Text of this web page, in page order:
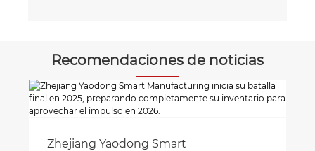
Recomendaciones de noticias
Zhejiang Yaodong Smart